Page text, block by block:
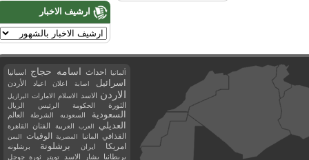
ارشيف الاخبار
ألمانيا احداث اسامه حجاج اسبانيا
اسرائيل اصابة اعلان اعياد الأردن
الاردن الاسد الاسلام الامارات البرازيل
الثورة الحكومة الرئيس الريال
السعودية السعوديه الشرطة العالم
العديلي العرب العربية الفنان القاهرة
القذافي المانيا المصرية الوفيات اليمن
امريكا ايران برشلونة برشلونه
بريطانيا بشار الاسد تويتر ثورة جوجل